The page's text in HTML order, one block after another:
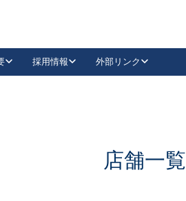
抗ウイルス・抗菌製品
採用情報 外部リンク
LinkedIn店舗一覧